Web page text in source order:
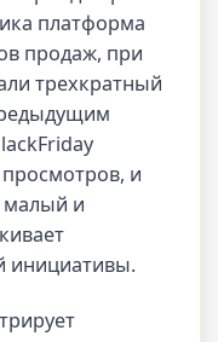
платформа
продаж, при
трехкратный
и
малый и
инициативы.